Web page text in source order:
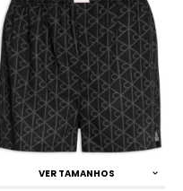
VER TAMANHOS